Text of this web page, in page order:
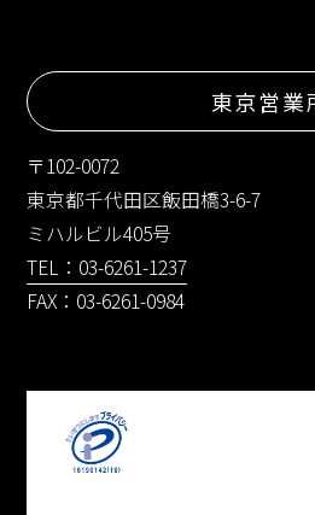
東京営業
〒102-0072
東京都千代田区飯田橋3-6-7
ミハルビル405号
TEL：03-6261-1237
FAX：03-6261-0984